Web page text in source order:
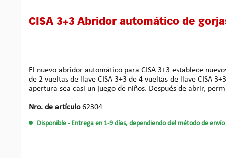
CISA 3+3 Abridor automático de
El nuevo abridor automático para CISA 3+3 establece nuevos estándares
de 2 vueltas de llave CISA 3+3 de 4 vueltas de llave CISA 3+3 de seguridad GEVY 3×3 de 2 vueltas de llave MCM 3×3 de 2 vueltas de llave La manipulación simple y segura hace que la
apertura sea casi un juego de niños. Después de abrir, permite fabricar una llave funcional. Se requiere poca capacitación y experiencia para un uso exitoso. ¡Asegúrese de estudiar el
Nro. de artículo62304
Disponible - Entrega en 1-9 días, dependiendo del método de